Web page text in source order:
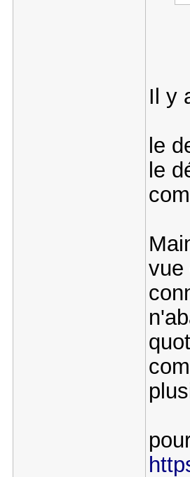
Il y
le
le
vue